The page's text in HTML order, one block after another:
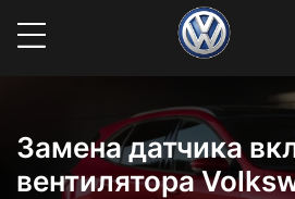
Замена датчика
вентилятора